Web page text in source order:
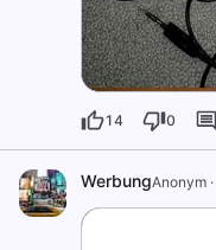
14 0
WerbungAnonym ·